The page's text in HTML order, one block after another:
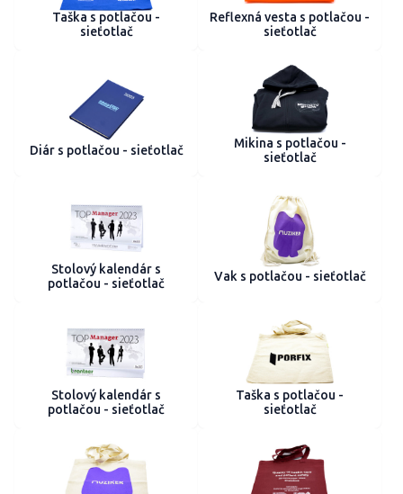
Taška s potlačou -
sieťotlač
Reflexná vesta s potlačou -
sieťotlač
Diár s potlačou - sieťotlač
Mikina s potlačou -
sieťotlač
Stolový kalendár s
potlačou - sieťotlač
Vak s potlačou - sieťotlač
Stolový kalendár s
potlačou - sieťotlač
Taška s potlačou -
sieťotlač